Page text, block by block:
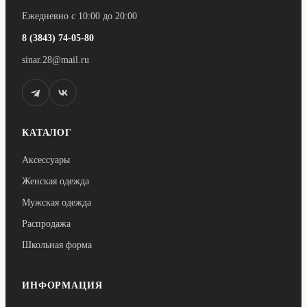
Ежедневно с 10:00 до 20:00
8 (3843) 74-05-80
sinar.28@mail.ru
КАТАЛОГ
Аксессуары
Женская одежда
Мужская одежда
Распродажа
Школьная форма
ИНФОРМАЦИЯ